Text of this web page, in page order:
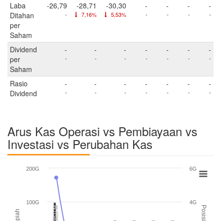
Laba
Ditahan
per
Saham
-26,79
-
-28,71
7,16%
-30,30
5,53%
-
-
-
-
-
-
-
-
Dividend
per
Saham
-
-
-
-
-
-
-
-
-
-
-
-
-
-
Rasio
Dividend
-
-
-
-
-
-
-
-
-
-
-
-
-
-
Arus Kas Operasi vs Pembiayaan vs
Investasi vs Perubahan Kas
98,0 M
100G
200G
4G
6G